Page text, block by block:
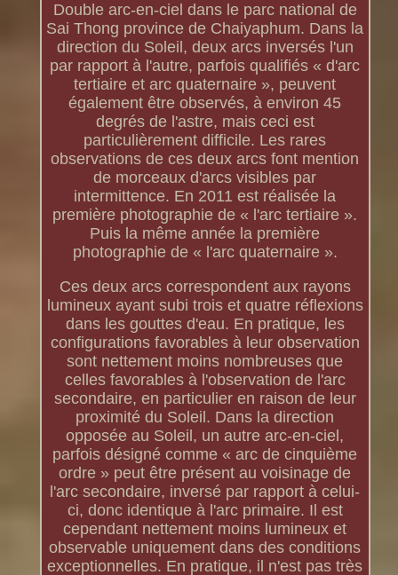
Double arc-en-ciel dans le parc national de
Sai Thong province de Chaiyaphum. Dans la
direction du Soleil, deux arcs inversés l'un
par rapport à l'autre, parfois qualifiés « d'arc
tertiaire et arc quaternaire », peuvent
également être observés, à environ 45
degrés de l'astre, mais ceci est
particulièrement difficile. Les rares
observations de ces deux arcs font mention
de morceaux d'arcs visibles par
intermittence. En 2011 est réalisée la
première photographie de « l'arc tertiaire ».
Puis la même année la première
photographie de « l'arc quaternaire ».
Ces deux arcs correspondent aux rayons
lumineux ayant subi trois et quatre réflexions
dans les gouttes d'eau. En pratique, les
configurations favorables à leur observation
sont nettement moins nombreuses que
celles favorables à l'observation de l'arc
secondaire, en particulier en raison de leur
proximité du Soleil. Dans la direction
opposée au Soleil, un autre arc-en-ciel,
parfois désigné comme « arc de cinquième
ordre » peut être présent au voisinage de
l'arc secondaire, inversé par rapport à celui-
ci, donc identique à l'arc primaire. Il est
cependant nettement moins lumineux et
observable uniquement dans des conditions
exceptionnelles. En pratique, il n'est pas très